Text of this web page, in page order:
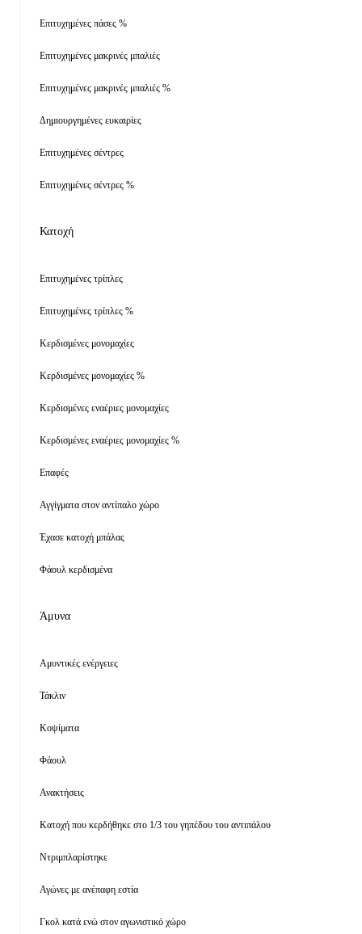
Επιτυχημένες πάσες %
Επιτυχημένες μακρινές μπαλιές
Επιτυχημένες μακρινές μπαλιές %
Δημιουργημένες ευκαιρίες
Επιτυχημένες σέντρες
Επιτυχημένες σέντρες %
Κατοχή
Επιτυχημένες τρίπλες
Επιτυχημένες τρίπλες %
Κερδισμένες μονομαχίες
Κερδισμένες μονομαχίες %
Κερδισμένες εναέριες μονομαχίες
Κερδισμένες εναέριες μονομαχίες %
Επαφές
Αγγίγματα στον αντίπαλο χώρο
Έχασε κατοχή μπάλας
Φάουλ κερδισμένα
Άμυνα
Αμυντικές ενέργειες
Τάκλιν
Κοψίματα
Φάουλ
Ανακτήσεις
Κατοχή που κερδήθηκε στο 1/3 του γηπέδου του αντιπάλου
Ντριμπλαρίστηκε
Αγώνες με ανέπαφη εστία
Γκολ κατά ενώ στον αγωνιστικό χώρο